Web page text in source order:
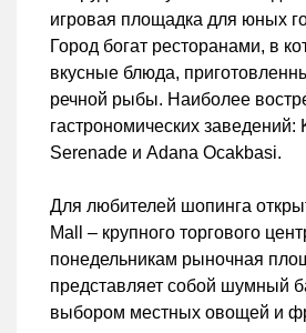
игровая площадка для юных
Город богат ресторанами, в
вкусные блюда,
речной рыбы. Наиболее
гастрономических заведений:
Serenade и Adana Ocakbasi.
Для любителей шопинга
Mall – крупного торгового
понедельникам рыночная
представляет собой шумный
выбором местных овощей и